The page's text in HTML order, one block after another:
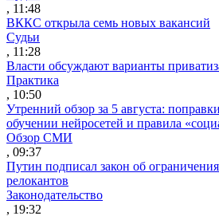
, 11:48
ВККС открыла семь новых вакансий
Судьи
, 11:28
Власти обсуждают варианты
Практика
, 10:50
Утренний обзор за 5 августа:
обучении нейросетей и правила
Обзор СМИ
, 09:37
Путин подписал закон об
релокантов
Законодательство
, 19:32